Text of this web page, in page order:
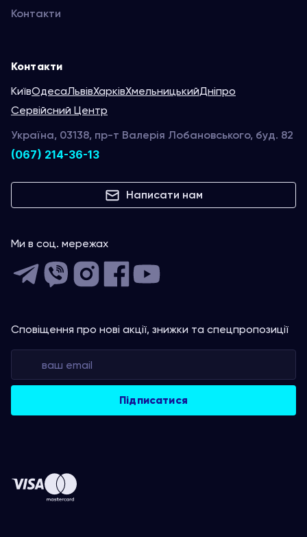
Контакти
Контакти
КиївОдесаЛьвівХарківХмельницькийДніпро
Сервійсний Центр
Україна, 03138, пр-т Валерія Лобановського, буд. 82
(067) 214-36-13
Написати нам
Ми в соц. мережах
Сповіщення про нові акції, знижки та спецпропозиції